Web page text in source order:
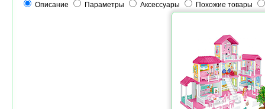
Описание Параметры Аксессуары Похожие товары